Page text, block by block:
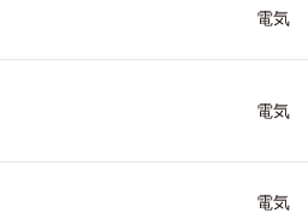
電気
電気
電気